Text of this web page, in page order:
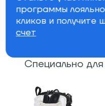
Параметры фильтра
Бренд
Специально
программы
кликов и получите
счет